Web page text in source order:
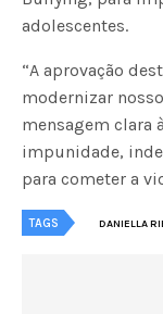
adolescentes.
“A aprovação
modernizar
mensagem clara
impunidade,
para cometer a
TAGS DANIELLA